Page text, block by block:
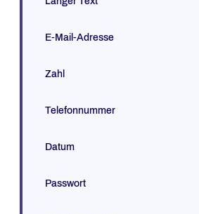
E-Mail-Adresse
Zahl
Telefonnummer
Datum
Passwort